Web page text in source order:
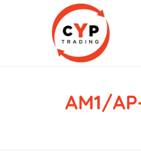
CYP Trading
AM1/